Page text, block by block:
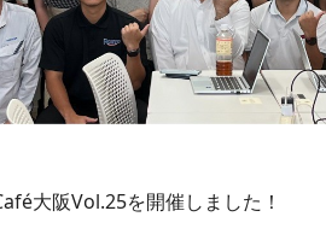
大阪Vol.25を開催しました！